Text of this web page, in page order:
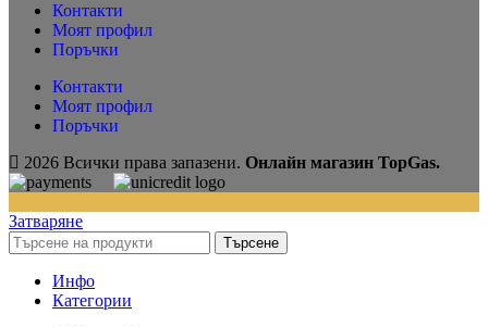
Контакти
Моят профил
Поръчки
Контакти
Моят профил
Поръчки
2026 Всички права запазени. Онлайн магазин TopGas.
Затваряне
Търсене
Инфо
Категории